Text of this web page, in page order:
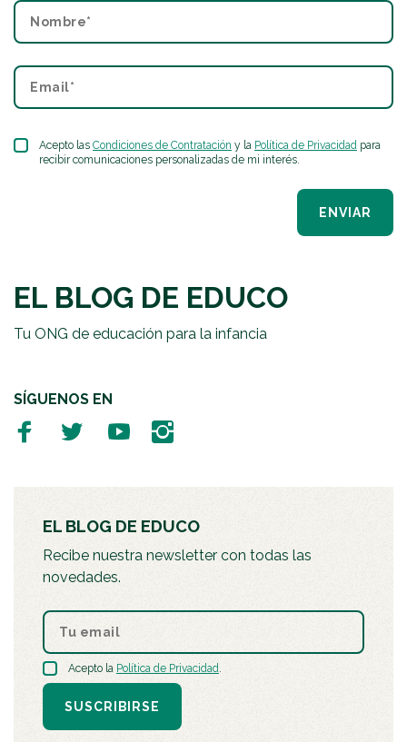
Acepto las Condiciones de Contratación y la Política de Privacidad para
recibir comunicaciones personalizadas de mi interés.
ENVIAR
EL BLOG DE EDUCO
Tu ONG de educación para la infancia
SÍGUENOS EN
EL BLOG DE EDUCO
Recibe nuestra newsletter con todas las
novedades.
Acepto la Política de Privacidad.
SUSCRIBIRSE